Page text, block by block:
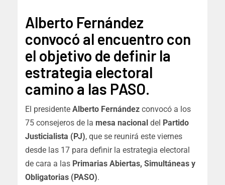
Alberto Fernández
convocó al encuentro con
el objetivo de definir la
estrategia electoral
camino a las PASO.
El presidente Alberto Fernández convocó a los
75 consejeros de la mesa nacional del Partido
Justicialista (PJ), que se reunirá este viernes
desde las 17 para definir la estrategia electoral
de cara a las Primarias Abiertas, Simultáneas y
Obligatorias (PASO).